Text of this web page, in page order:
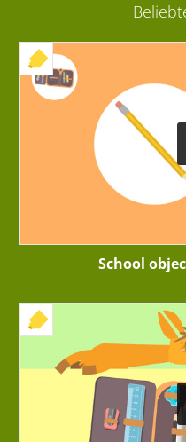
+ INTERAKTIVE ÜBUNG
School
+ INTERAKTIVE ÜBUNG